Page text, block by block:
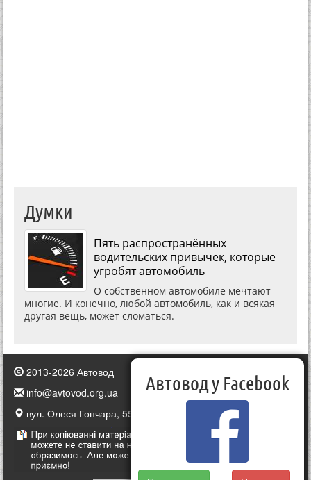
Думки
Пять распространённых
водительских привычек, которые
угробят автомобиль
О собственном автомобиле мечтают
многие. И конечно, любой автомобиль, как и всякая
другая вещь, может сломаться.
2013-2026 Автовод
info@avtovod.org.ua
вул. Олеся Гончара, 55, Київ, Україна
Автовод у Facebook